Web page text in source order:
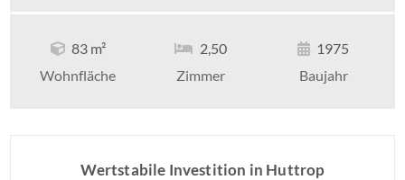
83 m²
Wohnfläche
2,50
Zimmer
1975
Baujahr
Wertstabile Investition in Huttrop